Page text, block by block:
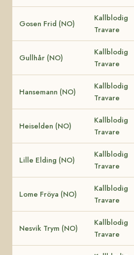
Gosen Frid (NO)
Kallblodig
Travare
Gullhår (NO)
Kallblodig
Travare
Hansemann (NO)
Kallblodig
Travare
Heiselden (NO)
Kallblodig
Travare
Lille Elding (NO)
Kallblodig
Travare
Lome Fröya (NO)
Kallblodig
Travare
Nesvik Trym (NO)
Kallblodig
Travare